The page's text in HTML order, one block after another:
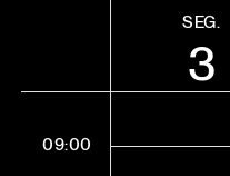
SEG.
3
09:00